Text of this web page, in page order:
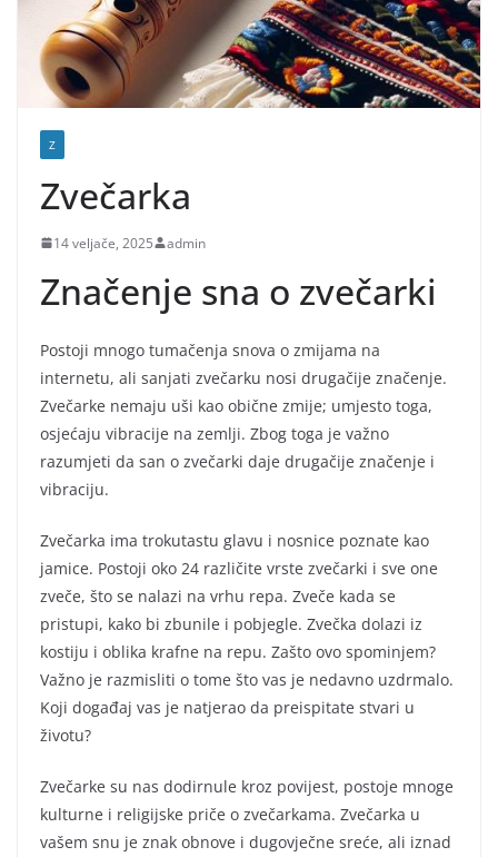
Z
Zvečarka
14 veljače, 2025 admin
Značenje sna o zvečarki
Postoji mnogo tumačenja snova o zmijama na
internetu, ali sanjati zvečarku nosi drugačije značenje.
Zvečarke nemaju uši kao obične zmije; umjesto toga,
osjećaju vibracije na zemlji. Zbog toga je važno
razumjeti da san o zvečarki daje drugačije značenje i
vibraciju.
Zvečarka ima trokutastu glavu i nosnice poznate kao
jamice. Postoji oko 24 različite vrste zvečarki i sve one
zveče, što se nalazi na vrhu repa. Zveče kada se
pristupi, kako bi zbunile i pobjegle. Zvečka dolazi iz
kostiju i oblika krafne na repu. Zašto ovo spominjem?
Važno je razmisliti o tome što vas je nedavno uzdrmalo.
Koji događaj vas je natjerao da preispitate stvari u
životu?
Zvečarke su nas dodirnule kroz povijest, postoje mnoge
kulturne i religijske priče o zvečarkama. Zvečarka u
vašem snu je znak obnove i dugovječne sreće, ali iznad